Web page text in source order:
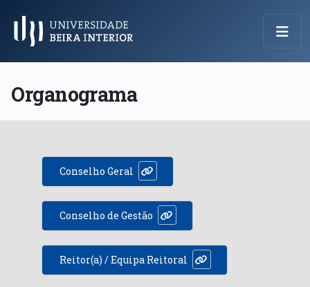
Menu Principal
Organograma
Conselho Geral
Conselho de Gestão
Reitor(a) / Equipa Reitoral